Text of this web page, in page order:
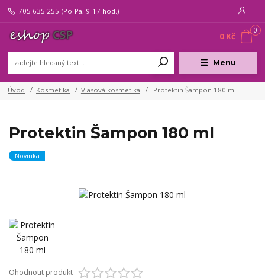
Menu
705 635 255 (Po-Pá, 9-17 hod.)
0
0 Kč
Úvod Kosmetika Vlasová kosmetika Protektin Šampon 180 ml
Protektin Šampon 180 ml
Novinka
Ohodnotit produkt